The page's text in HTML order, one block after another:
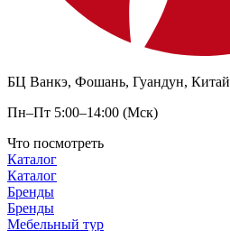
БЦ Ванкэ, Фошань, Гуандун, Китай
Пн–Пт 5:00–14:00 (Мск)
Что посмотреть
Каталог
Каталог
Бренды
Бренды
Мебельный тур